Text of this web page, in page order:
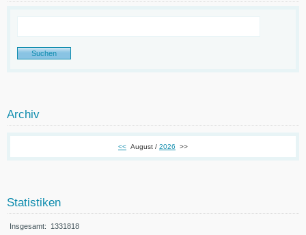
Archiv
<< August / 2026 >>
Statistiken
Insgesamt: 1331818